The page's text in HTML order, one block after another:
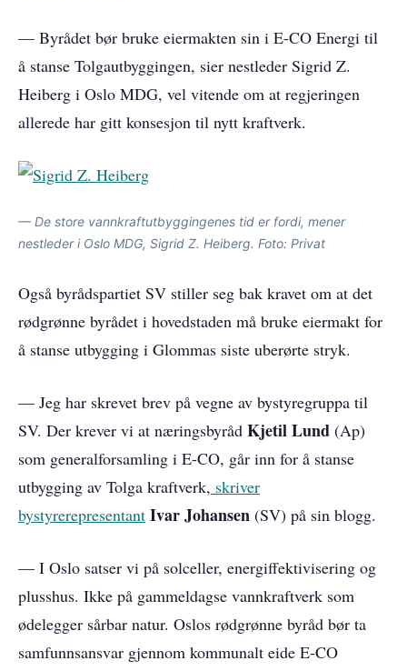
— Byrådet bør bruke eiermakten sin i E-CO Energi til
å stanse Tolgautbyggingen, sier nestleder Sigrid Z.
Heiberg i Oslo MDG, vel vitende om at regjeringen
allerede har gitt konsesjon til nytt kraftverk.
— De store vannkraftutbyggingenes tid er fordi, mener
nestleder i Oslo MDG, Sigrid Z. Heiberg. Foto: Privat
Også byrådspartiet SV stiller seg bak kravet om at det
rødgrønne byrådet i hovedstaden må bruke eiermakt for
å stanse utbygging i Glommas siste uberørte stryk.
— Jeg har skrevet brev på vegne av bystyregruppa til
SV. Der krever vi at næringsbyråd Kjetil Lund (Ap)
som generalforsamling i E-CO, går inn for å stanse
utbygging av Tolga kraftverk, skriver
bystyrerepresentant Ivar Johansen (SV) på sin blogg.
— I Oslo satser vi på solceller, energiffektivisering og
plusshus. Ikke på gammeldagse vannkraftverk som
ødelegger sårbar natur. Oslos rødgrønne byråd bør ta
samfunnsansvar gjennom kommunalt eide E-CO